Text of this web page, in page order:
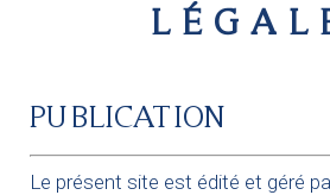
PUBLICATION
Le présent site est édité et géré